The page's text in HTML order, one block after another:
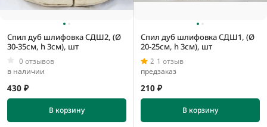
250 мм
100 мм
Спил дуб шлифовка СДШ2, (Ø
30-35см, h 3см), шт
0 отзывов
в наличии
430 ₽
В корзину
Спил дуб шлифовка СДШ1, (Ø
20-25см, h 3см), шт
2 1 отзыв
предзаказ
210 ₽
В корзину